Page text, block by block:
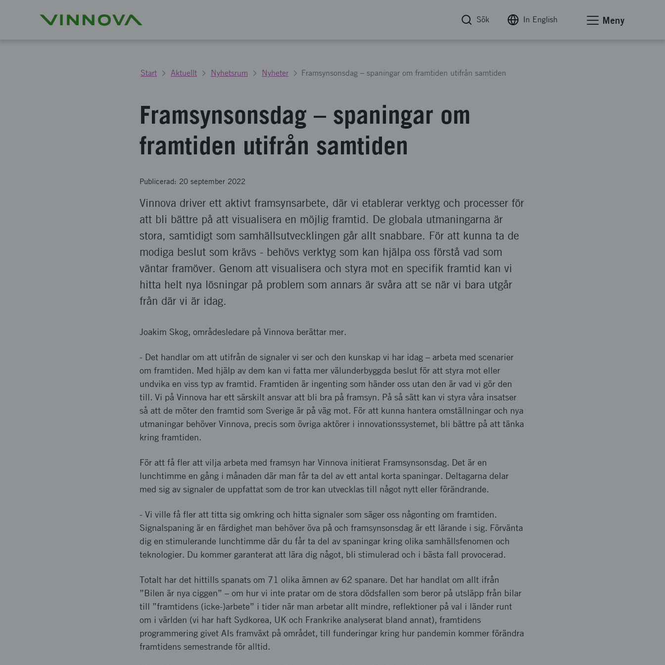
Sök In English Meny
Start Aktuellt Nyhetsrum Nyheter Framsynsonsdag – spaningar om framtiden utifrån samtiden
Framsynsonsdag – spaningar om
framtiden utifrån samtiden
Publicerad: 20 september 2022
Vinnova driver ett aktivt framsynsarbete, där vi etablerar verktyg och processer för
att bli bättre på att visualisera en möjlig framtid. De globala utmaningarna är
stora, samtidigt som samhällsutvecklingen går allt snabbare. För att kunna ta de
modiga beslut som krävs - behövs verktyg som kan hjälpa oss förstå vad som
väntar framöver. Genom att visualisera och styra mot en specifik framtid kan vi
hitta helt nya lösningar på problem som annars är svåra att se när vi bara utgår
från där vi är idag.
Joakim Skog, områdesledare på Vinnova berättar mer.
- Det handlar om att utifrån de signaler vi ser och den kunskap vi har idag – arbeta med scenarier
om framtiden. Med hjälp av dem kan vi fatta mer välunderbyggda beslut för att styra mot eller
undvika en viss typ av framtid. Framtiden är ingenting som händer oss utan den är vad vi gör den
till. Vi på Vinnova har ett särskilt ansvar att bli bra på framsyn. På så sätt kan vi styra våra insatser
så att de möter den framtid som Sverige är på väg mot. För att kunna hantera omställningar och nya
utmaningar behöver Vinnova, precis som övriga aktörer i innovationssystemet, bli bättre på att tänka
kring framtiden.
För att få fler att vilja arbeta med framsyn har Vinnova initierat Framsynsonsdag. Det är en
lunchtimme en gång i månaden där man får ta del av ett antal korta spaningar. Deltagarna delar
med sig av signaler de uppfattat som de tror kan utvecklas till något nytt eller förändrande.
- Vi ville få fler att titta sig omkring och hitta signaler som säger oss någonting om framtiden.
Signalspaning är en färdighet man behöver öva på och framsynsonsdag är ett lärande i sig. Förvänta
dig en stimulerande lunchtimme där du får ta del av spaningar kring olika samhällsfenomen och
teknologier. Du kommer garanterat att lära dig något, bli stimulerad och i bästa fall provocerad.
Totalt har det hittills spanats om 71 olika ämnen av 62 spanare. Det har handlat om allt ifrån
”Bilen är nya ciggen” – om hur vi inte pratar om de stora dödsfallen som beror på utsläpp från bilar
till ”framtidens (icke-)arbete” i tider när man arbetar allt mindre, reflektioner på val i länder runt
om i världen (vi har haft Sydkorea, UK och Frankrike analyserat bland annat), framtidens
programmering givet AIs framväxt på området, till funderingar kring hur pandemin kommer förändra
framtidens semestrande för alltid.